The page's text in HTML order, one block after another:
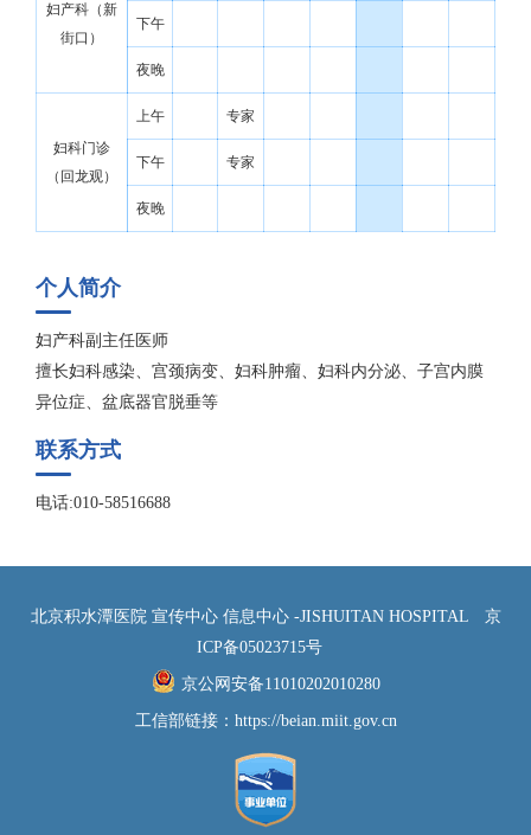
妇产科（新
街口）
下午
夜晚
妇科门诊
（回龙观）
上午 专家
下午 专家
夜晚
个人简介
妇产科副主任医师
擅长妇科感染、宫颈病变、妇科肿瘤、妇科内分泌、子宫内膜
异位症、盆底器官脱垂等
联系方式
电话:010-58516688
北京积水潭医院 宣传中心 信息中心 -JISHUITAN HOSPITAL
京
ICP备05023715号
京公网安备11010202010280
工信部链接： https://beian.miit.gov.cn